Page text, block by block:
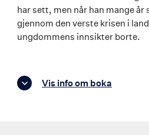
har sett, men når han mange år
gjennom den verste krisen i
ungdommens innsikter borte.
Vis info om boka